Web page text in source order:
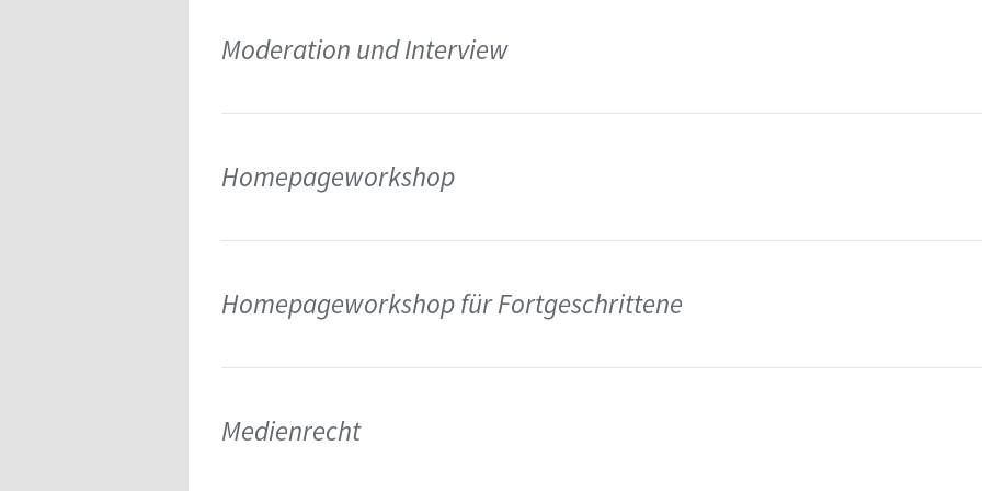
Moderation und Interview
Homepageworkshop
Homepageworkshop für Fortgeschrittene
Medienrecht